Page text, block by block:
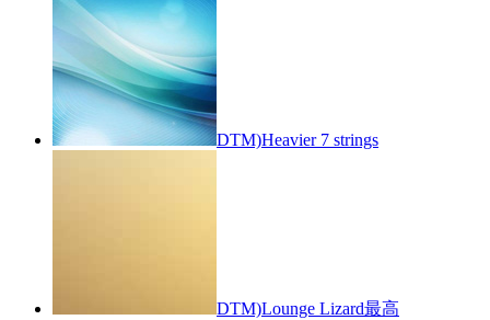
DTM)Heavier 7 strings
DTM)Lounge Lizard最高